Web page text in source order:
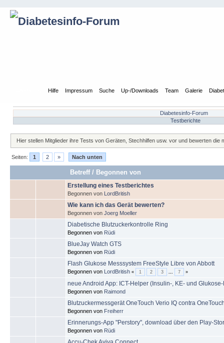
Hilfe Impressum Suche Up-/Downloads Team Galerie
Diabetesinfo-Forum
Testberichte
Hier stellen Mitglieder ihre Tests von Geräten, Stechhilfen usw. vor und bewerten die
Seiten: 1 2 » Nach unten
Betreff/ Begonnen von
Erstellung eines Testberichtes
Begonnen von LordBritish
Wie kann ich das Gerät bewerten?
Begonnen von Joerg Moeller
Diabetische Blutzuckerkontrolle Ring
Begonnen von Rüdi
BlueJay Watch GTS
Begonnen von Rüdi
Flash Glukose Messsystem FreeStyle Libre von Abbott
Begonnen von LordBritish « 1 2 3 7 »
neue Android App: ICT-Helper (Insulin-, KE- und
Begonnen von Raimond
Blutzuckermessgerät OneTouch Verio IQ contra
Begonnen von Freiherr
Erinnerungs-App "Perstory", download über den Play-
Begonnen von Rüdi